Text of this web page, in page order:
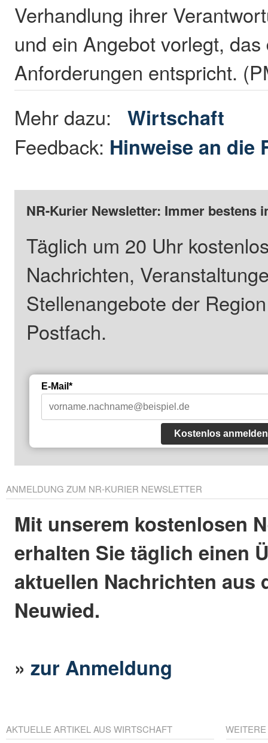
Verhandlung ihrer
und ein Angebot vorlegt, das
Anforderungen entspricht.
Mehr dazu:Wirtschaft
Feedback: Hinweise an die
NR-Kurier Newsletter: Immer bestens
Täglich um 20 Uhr
Nachrichten,
Stellenangebote der
Postfach.
E-Mail*
Kostenlos anmelden
ANMELDUNG ZUM NR-KURIER NEWSLETTER
Mit unserem kostenlosen
erhalten Sie täglich einen
aktuellen Nachrichten aus
Neuwied.
»zur Anmeldung
AKTUELLE ARTIKEL AUS WIRTSCHAFT